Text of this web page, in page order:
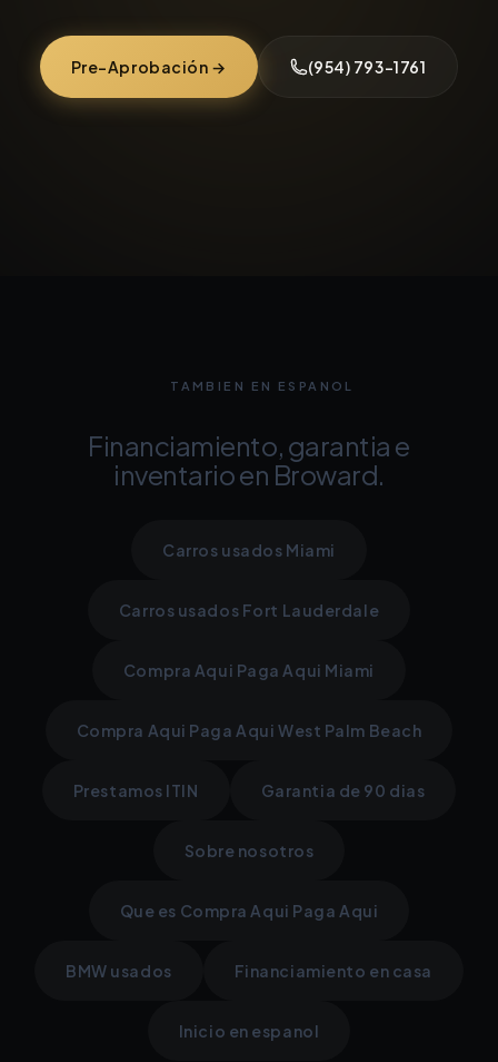
Pre-Aprobación → (954) 793-1761
TAMBIEN EN ESPANOL
Financiamiento, garantia e
inventario en Broward.
Carros usados Miami
Carros usados Fort Lauderdale
Compra Aqui Paga Aqui Miami
Compra Aqui Paga Aqui West Palm Beach
Prestamos ITIN Garantia de 90 dias
Sobre nosotros
Que es Compra Aqui Paga Aqui
BMW usados Financiamiento en casa
Inicio en espanol